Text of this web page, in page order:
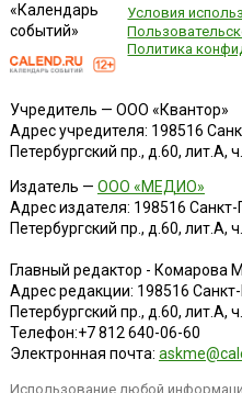
«Календарь
событий»
Условия
Политика
Учредитель — ООО «Квантор»
Адрес учредителя: 198516
Петербургский пр., д.60, лит.А,
Издатель — ООО «МЕДИО»
Адрес издателя: 198516 Санкт-
Петербургский пр., д.60, лит.А,
Главный редактор - Комарова
Адрес редакции: 198516
Петербургский пр., д.60, лит.А,
Телефон:+7 812 640-06-60
Электронная почта:
Использование любой